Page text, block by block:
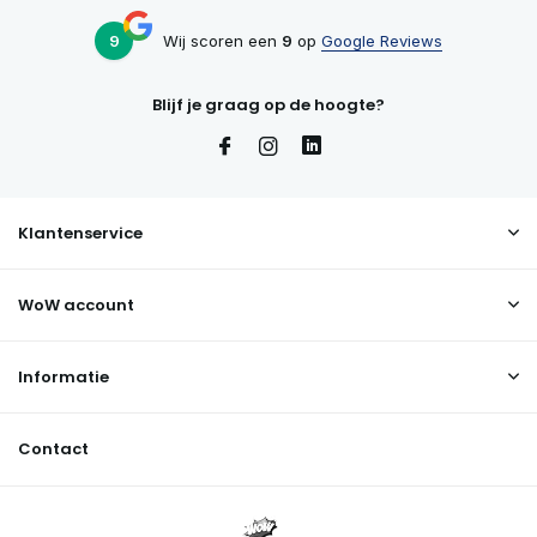
9 Wij scoren een 9 op Google Reviews
Blijf je graag op de hoogte?
Klantenservice
WoW account
Informatie
Contact